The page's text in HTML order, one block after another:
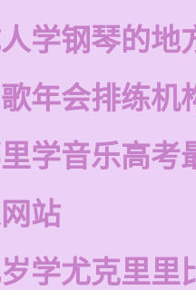
学钢琴的地
年会排练机
学音乐高考
站
学尤克里里